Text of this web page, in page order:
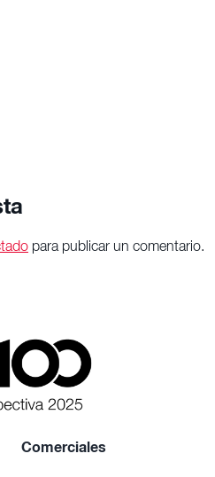
para publicar un comentario.
Comerciales